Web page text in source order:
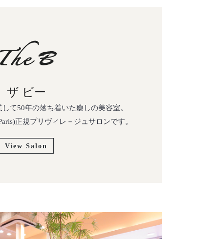
ザ ビー
て50年の落ち着いた癒しの美容室。
正規プリヴィレ－ジュサロンです。
View Salon